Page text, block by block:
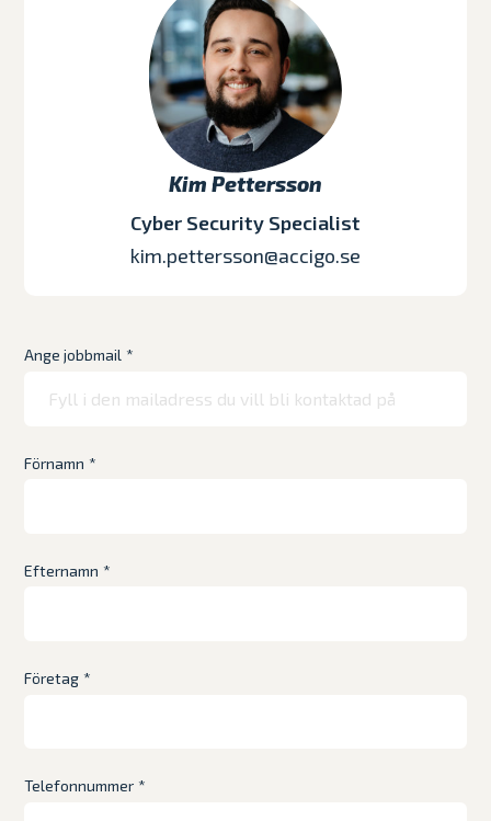
Kim Pettersson
Cyber Security Specialist
kim.pettersson@accigo.se
Ange jobbmail *
Förnamn *
Efternamn *
Företag *
Telefonnummer *